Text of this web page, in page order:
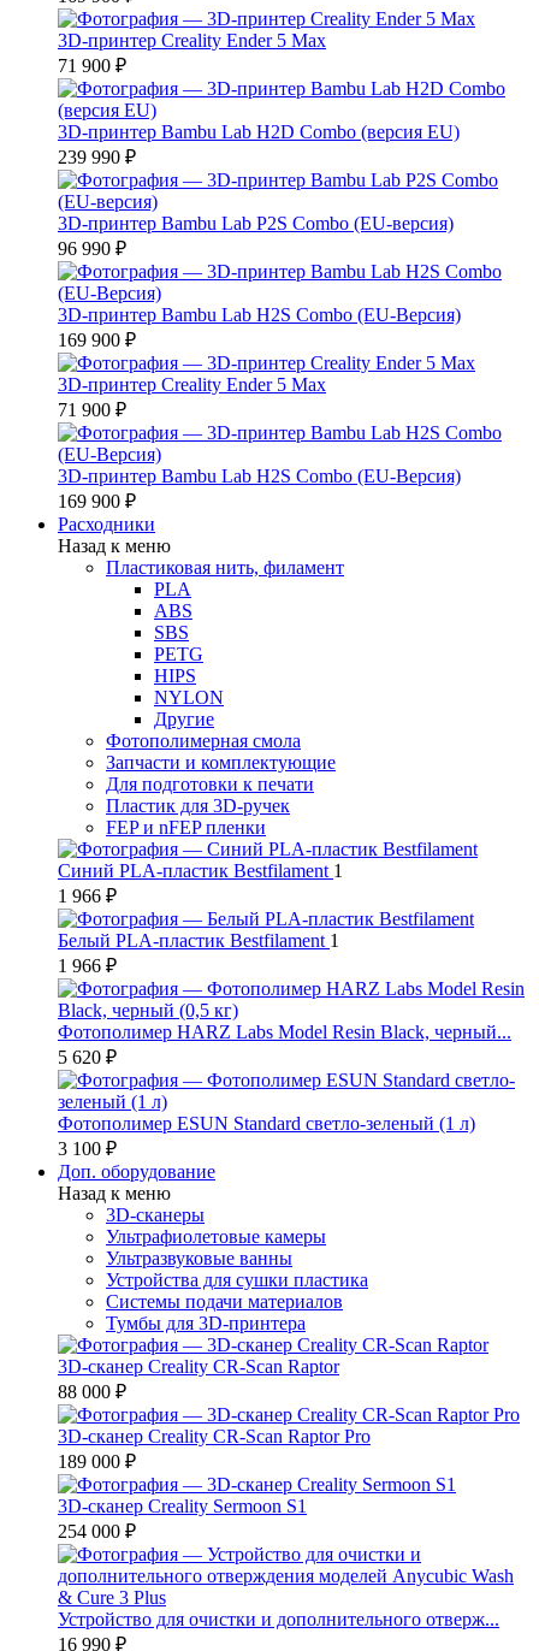
3D-принтер Creality Ender 5 Max
71 900 ₽
3D-принтер Bambu Lab H2D Combo (версия EU)
239 990 ₽
3D-принтер Bambu Lab P2S Combo (EU-версия)
96 990 ₽
3D-принтер Bambu Lab H2S Combo (EU-Версия)
169 900 ₽
3D-принтер Creality Ender 5 Max
71 900 ₽
3D-принтер Bambu Lab H2S Combo (EU-Версия)
169 900 ₽
Расходники
Назад к меню
Пластиковая нить, филамент
PLA
ABS
SBS
PETG
HIPS
NYLON
Другие
Фотополимерная смола
Запчасти и комплектующие
Для подготовки к печати
Пластик для 3D-ручек
FEP и nFEP пленки
Синий PLA-пластик Bestfilament 1
1 966 ₽
Белый PLA-пластик Bestfilament 1
1 966 ₽
Фотополимер HARZ Labs Model Resin Black, черный...
5 620 ₽
Фотополимер ESUN Standard светло-зеленый (1 л)
3 100 ₽
Доп. оборудование
Назад к меню
3D-сканеры
Ультрафиолетовые камеры
Ультразвуковые ванны
Устройства для сушки пластика
Системы подачи материалов
Тумбы для 3D-принтера
3D-сканер Creality CR-Scan Raptor
88 000 ₽
3D-сканер Creality CR-Scan Raptor Pro
189 000 ₽
3D-сканер Creality Sermoon S1
254 000 ₽
Устройство для очистки и дополнительного отверж...
16 990 ₽